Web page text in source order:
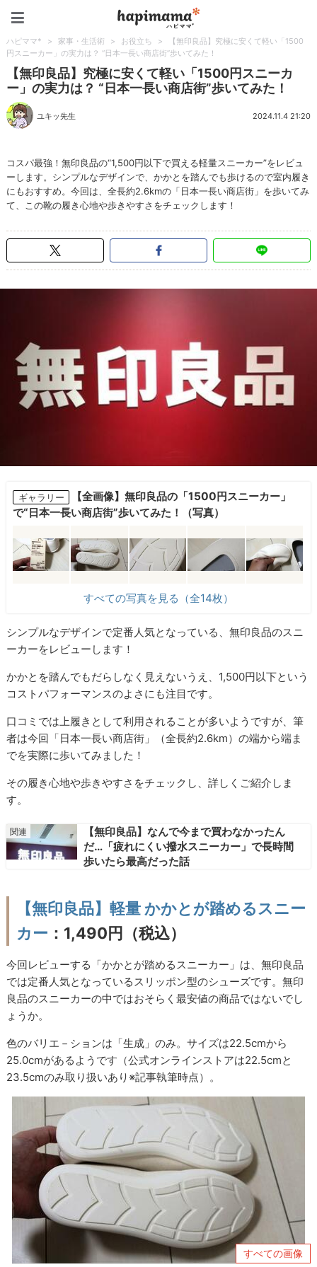
ハピママ* > 家事・生活術 > お役立ち >
【無印良品】究極に安くて軽い「1500
円スニーカー」の実力は？ “日本一長い商店街”歩いてみた！
【無印良品】究極に安くて軽い「1500円スニーカ
ー」の実力は？ “日本一長い商店街”歩いてみた！
ユキッ先生 2024.11.4 21:20
コスパ最強！無印良品の“1,500円以下で買える軽量スニーカー”をレビュ
ーします。シンプルなデザインで、かかとを踏んでも歩けるので室内履き
にもおすすめ。今回は、全長約2.6kmの「日本一長い商店街」を歩いてみ
て、この靴の履き心地や歩きやすさをチェックします！
ギャラリー
【全画像】無印良品の「1500円スニーカー」
で“日本一長い商店街”歩いてみた！（写真）
すべての写真を見る（全14枚）
シンプルなデザインで定番人気となっている、無印良品のスニ
ーカーをレビューします！
かかとを踏んでもだらしなく見えないうえ、1,500円以下という
コストパフォーマンスのよさにも注目です。
口コミでは上履きとして利用されることが多いようですが、筆
者は今回「日本一長い商店街」（全長約2.6km）の端から端ま
でを実際に歩いてみました！
その履き心地や歩きやすさをチェックし、詳しくご紹介しま
す。
【無印良品】なんで今まで買わなかったん
だ…「疲れにくい撥水スニーカー」で長時間
歩いたら最高だった話
【無印良品】軽量 かかとが踏めるスニー
カー ：1,490円（税込）
今回レビューする「かかとが踏めるスニーカー」は、無印良品
では定番人気となっているスリッポン型のシューズです。無印
良品のスニーカーの中ではおそらく最安値の商品ではないでし
ょうか。
色のバリエ－ションは「生成」のみ。サイズは22.5cmから
25.0cmがあるようです（公式オンラインストアは22.5cmと
23.5cmのみ取り扱いあり※記事執筆時点）。
すべての画像